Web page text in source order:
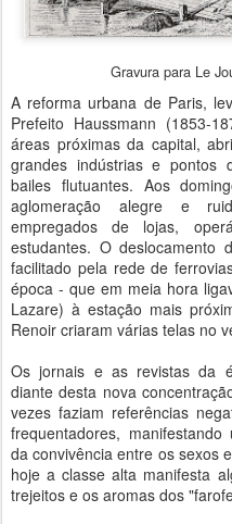
Gravura para Le
A reforma urbana de Paris,
Prefeito Haussmann (1853-
áreas próximas da capital,
grandes indústrias e pontos
bailes flutuantes. Aos
aglomeração alegre e
empregados de lojas,
estudantes. O deslocamento
facilitado pela rede de
época - que em meia hora
Lazare) à estação mais
Renoir criaram várias telas no
Os jornais e as revistas da
diante desta nova
vezes faziam referências
frequentadores,
da convivência entre os sexos
hoje a classe alta manifesta
trejeitos e os aromas dos